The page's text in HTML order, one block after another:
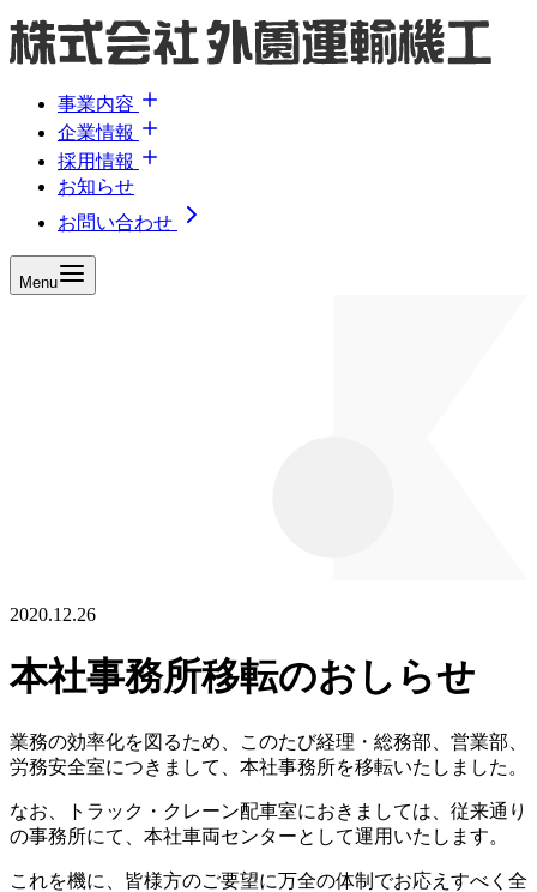
事業内容
企業情報
採用情報
お知らせ
お問い合わせ
Menu
2020.12.26
本社事務所移転のおしらせ
業務の効率化を図るため、このたび経理・総務部、営業部、
労務安全室につきまして、本社事務所を移転いたしました。
なお、トラック・クレーン配車室におきましては、従来通り
の事務所にて、本社車両センターとして運用いたします。
これを機に、皆様方のご要望に万全の体制でお応えすべく全